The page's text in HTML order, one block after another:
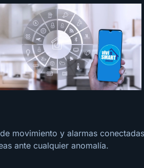
movimiento y alarmas
ante cualquier anomalía.